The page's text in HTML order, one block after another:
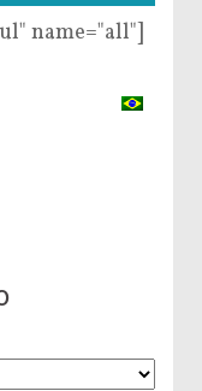
name="all"]